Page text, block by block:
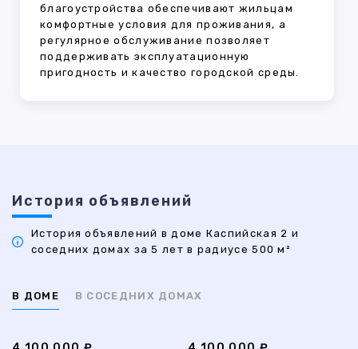
благоустройства обеспечивают жильцам
комфортные условия для проживания, а
регулярное обслуживание позволяет
поддерживать эксплуатационную
пригодность и качество городской среды.
История объявлений
История объявлений в доме Каспийская 2 и
соседних домах за 5 лет в радиусе 500 м²
В ДОМЕ В СОСЕДНИХ ДОМАХ